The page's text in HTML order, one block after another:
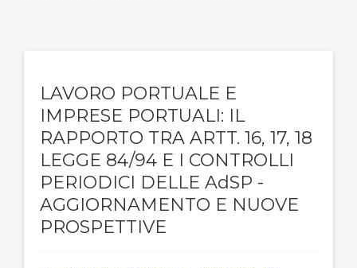
LAVORO PORTUALE E
IMPRESE PORTUALI: IL
RAPPORTO TRA ARTT. 16, 17, 18
LEGGE 84/94 E I CONTROLLI
PERIODICI DELLE AdSP -
AGGIORNAMENTO E NUOVE
PROSPETTIVE